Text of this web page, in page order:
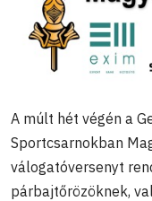
A múlt hét végén a
Sportcsarnokban
válogatóversenyt
párbajtőrözöknek,